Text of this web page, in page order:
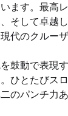
ます。最高
そして卓越
代のクルー
鼓動で表現
ひとたびス
のパンチ力